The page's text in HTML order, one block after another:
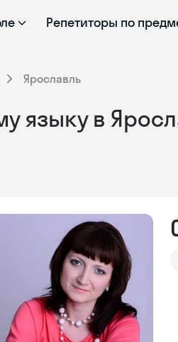
Репетиторы по
Ярославль
языку в